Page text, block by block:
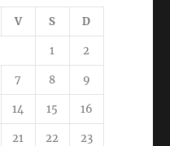
V S D
1 2
7 8 9
14 15 16
21 22 23